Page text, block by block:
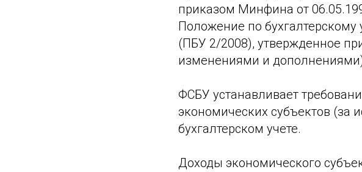
приказом Минфина ‎от
Положение по бухгалтерскому
(ПБУ 2/2008), утвержденное
изменениями и
ФСБУ устанавливает
экономических субъектов
бухгалтерском учете.
Доходы экономического